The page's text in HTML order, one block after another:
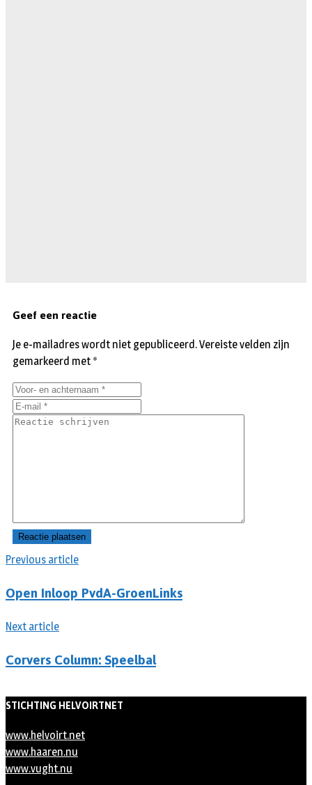
Previous article
Open Inloop PvdA-GroenLinks
Next article
Corvers Column: Speelbal
Geef een reactie
Je e-mailadres wordt niet gepubliceerd.Vereiste velden zijn
gemarkeerd met *
STICHTING HELVOIRTNET
www.helvoirt.net
www.haaren.nu
www.vught.nu